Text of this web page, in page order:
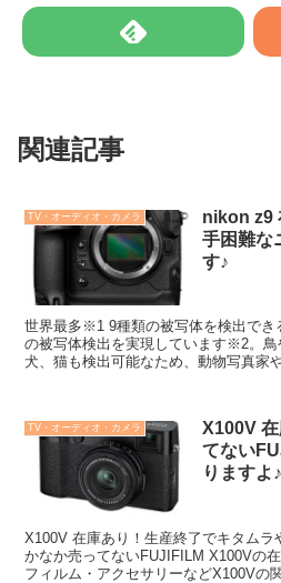
関連記事
TV・オーディオ・カメラ
nikon z9
手困難な
す♪
世界最多※1 9種類の被写体を検出で
の被写体検出を実現しています※2。鳥
犬、猫も検出可能なため、動物写真家
ーレスカメラにおいて。ニコン調べ。
リアAF（S）、（L）、オートエリア
ット追尾AF（動画モードのみ）で動
猫、鳥以外でも、類似した動物に枠が
TV・オーディオ・カメラ
X100V
てない
りますよ♪
X100V 在庫あり！生産終了でキタムラ
かなか売ってないFUJIFILM X100Vの
フィルム・アクセサリーなどX100Vの